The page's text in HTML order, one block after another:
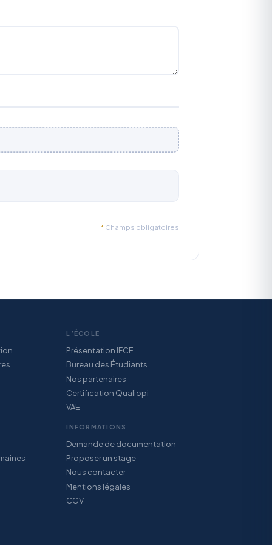
* Champs obligatoires
L’ÉCOLE
Présentation IFCE
Bureau des Étudiants
Nos partenaires
Certification Qualiopi
VAE
INFORMATIONS
Demande de documentation
Proposer un stage
Nous contacter
Mentions légales
CGV